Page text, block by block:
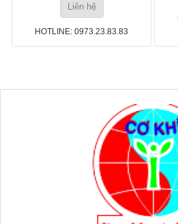
Liên hệ
HOTLINE: 0973.23.83.83